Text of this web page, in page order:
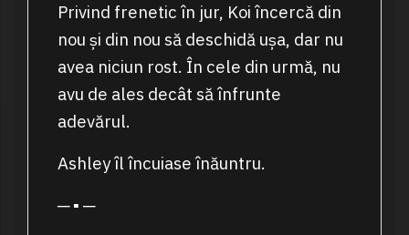
Privind frenetic în jur, Koi încercă din
nou și din nou să deschidă ușa, dar nu
avea niciun rost. În cele din urmă, nu
avu de ales decât să înfrunte
adevărul.
Ashley îl încuiase înăuntru.
─ ▪ ─